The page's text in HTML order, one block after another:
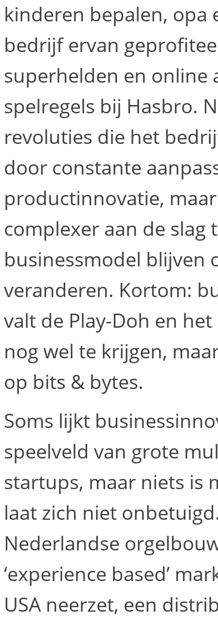
kinderen bepalen, opa
bedrijf ervan
superhelden en online
spelregels bij Hasbro.
revoluties die het
door constante
productinnovatie,
complexer aan de slag
businessmodel blijven
veranderen. Kortom:
valt de Play-Doh en
nog wel te krijgen,
op bits & bytes.
Soms lijkt
speelveld van grote
startups, maar niets is
laat zich niet
Nederlandse
‘experience based’
USA neerzet, een